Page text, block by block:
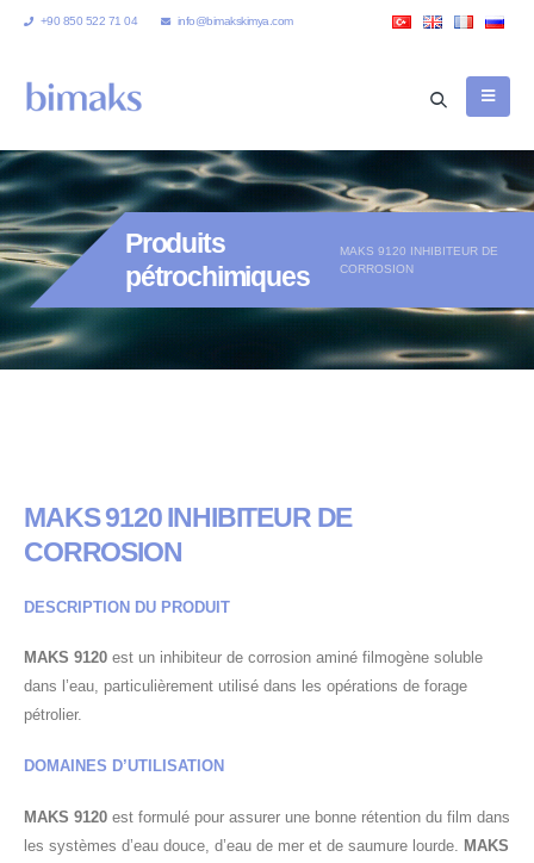
+90 850 522 71 04 info@bimakskimya.com
Produits
pétrochimiques
MAKS 9120 INHIBITEUR DE
CORROSION
MAKS 9120 INHIBITEUR DE
CORROSION
DESCRIPTION DU PRODUIT
MAKS 9120 est un inhibiteur de corrosion aminé filmogène soluble
dans l’eau, particulièrement utilisé dans les opérations de forage
pétrolier.
DOMAINES D’UTILISATION
MAKS 9120 est formulé pour assurer une bonne rétention du film dans
les systèmes d’eau douce, d’eau de mer et de saumure lourde. MAKS